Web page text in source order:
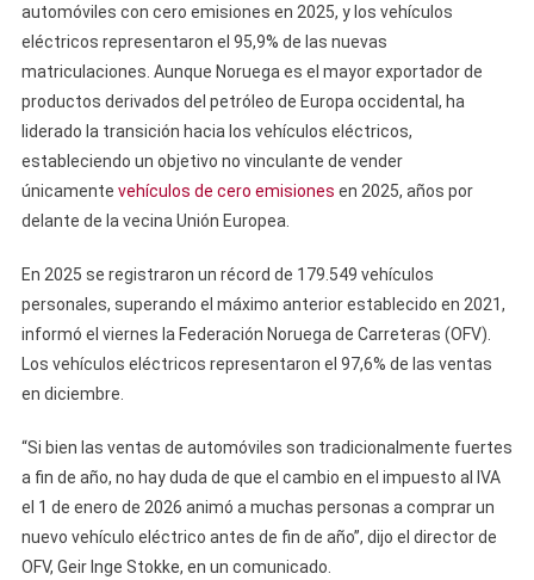
automóviles con cero emisiones en 2025, y los vehículos
eléctricos representaron el 95,9% de las nuevas
matriculaciones. Aunque Noruega es el mayor exportador de
productos derivados del petróleo de Europa occidental, ha
liderado la transición hacia los vehículos eléctricos,
estableciendo un objetivo no vinculante de vender
únicamente vehículos de cero emisiones en 2025, años por
delante de la vecina Unión Europea.
En 2025 se registraron un récord de 179.549 vehículos
personales, superando el máximo anterior establecido en 2021,
informó el viernes la Federación Noruega de Carreteras (OFV).
Los vehículos eléctricos representaron el 97,6% de las ventas
en diciembre.
“Si bien las ventas de automóviles son tradicionalmente fuertes
a fin de año, no hay duda de que el cambio en el impuesto al IVA
el 1 de enero de 2026 animó a muchas personas a comprar un
nuevo vehículo eléctrico antes de fin de año”, dijo el director de
OFV, Geir Inge Stokke, en un comunicado.